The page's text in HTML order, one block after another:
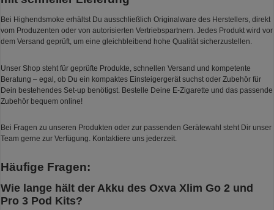
Bei Highendsmoke erhältst Du ausschließlich Originalware des Herstellers, direkt
vom Produzenten oder von autorisierten Vertriebspartnern. Jedes Produkt wird vor
dem Versand geprüft, um eine gleichbleibend hohe Qualität sicherzustellen.
Unser Shop steht für geprüfte Produkte, schnellen Versand und kompetente
Beratung – egal, ob Du ein kompaktes Einsteigergerät suchst oder Zubehör für
Dein bestehendes Set-up benötigst. Bestelle Deine E-Zigarette und das passende
Zubehör bequem online!
Bei Fragen zu unseren Produkten oder zur passenden Gerätewahl steht Dir unser
Team gerne zur Verfügung. Kontaktiere uns jederzeit.
Häufige Fragen:
Wie lange hält der Akku des Oxva Xlim Go 2 und
Pro 3 Pod Kits?